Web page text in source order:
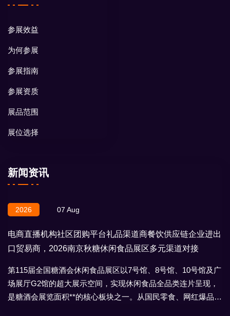
参展效益
为何参展
参展指南
参展资质
展品范围
展位选择
新闻资讯
2026 07 Aug
电商直播机构社区团购平台礼品渠道商餐饮供应链企业进出
口贸易商，2026南京秋糖休闲食品展区多元渠道对接
第115届全国糖酒会休闲食品展区以7号馆、8号馆、10号馆及广
场展厅G2馆的超大展示空间，实现休闲食品全品类连片呈现，
是糖酒会展览面积**的核心板块之一。从国民零食、网红爆品到